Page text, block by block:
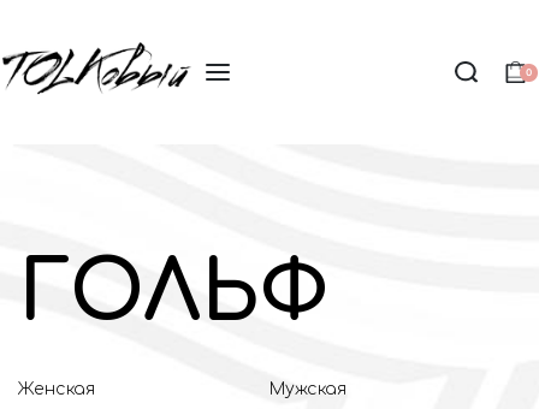
0
ГОЛЬФ
Женская
Мужская